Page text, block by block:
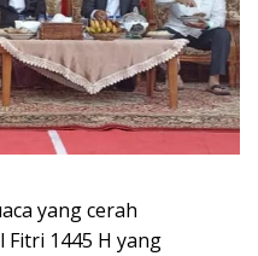
yang cerah
1445 H yang